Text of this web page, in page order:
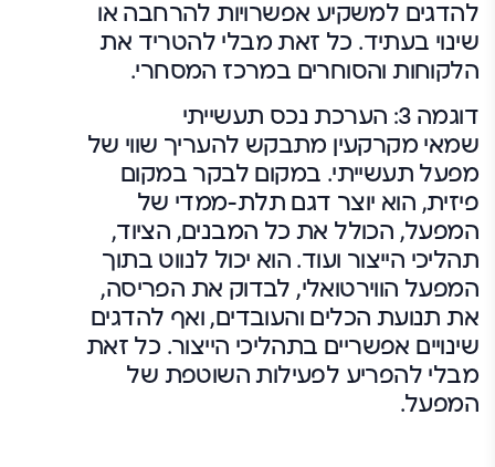
להדגים למשקיע אפשרויות להרחבה או
שינוי בעתיד. כל זאת מבלי להטריד את
הלקוחות והסוחרים במרכז המסחרי.
דוגמה 3: הערכת נכס תעשייתי
שמאי מקרקעין מתבקש להעריך שווי של
מפעל תעשייתי. במקום לבקר במקום
פיזית, הוא יוצר דגם תלת-ממדי של
המפעל, הכולל את כל המבנים, הציוד,
תהליכי הייצור ועוד. הוא יכול לנווט בתוך
המפעל הווירטואלי, לבדוק את הפריסה,
את תנועת הכלים והעובדים, ואף להדגים
שינויים אפשריים בתהליכי הייצור. כל זאת
מבלי להפריע לפעילות השוטפת של
המפעל.